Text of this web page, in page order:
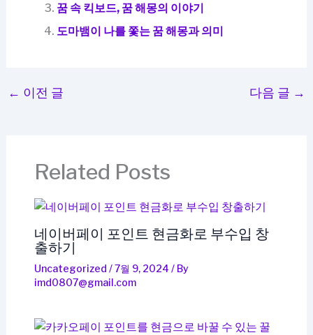
꿈 속 킥보드, 꿈 해몽의 이야기
도마뱀이 나를 쫓는 꿈 해몽과 의미
← 이전 글 다음 글 →
Related Posts
네이버페이 포인트 현금화로 부수입 창
출하기
Uncategorized /7월 9, 2024 / By
imd0807@gmail.com